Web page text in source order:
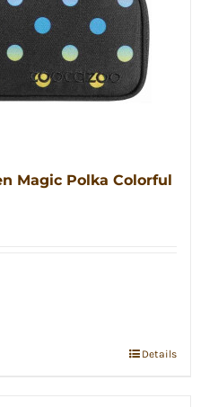
Magic Polka Colorful
Details